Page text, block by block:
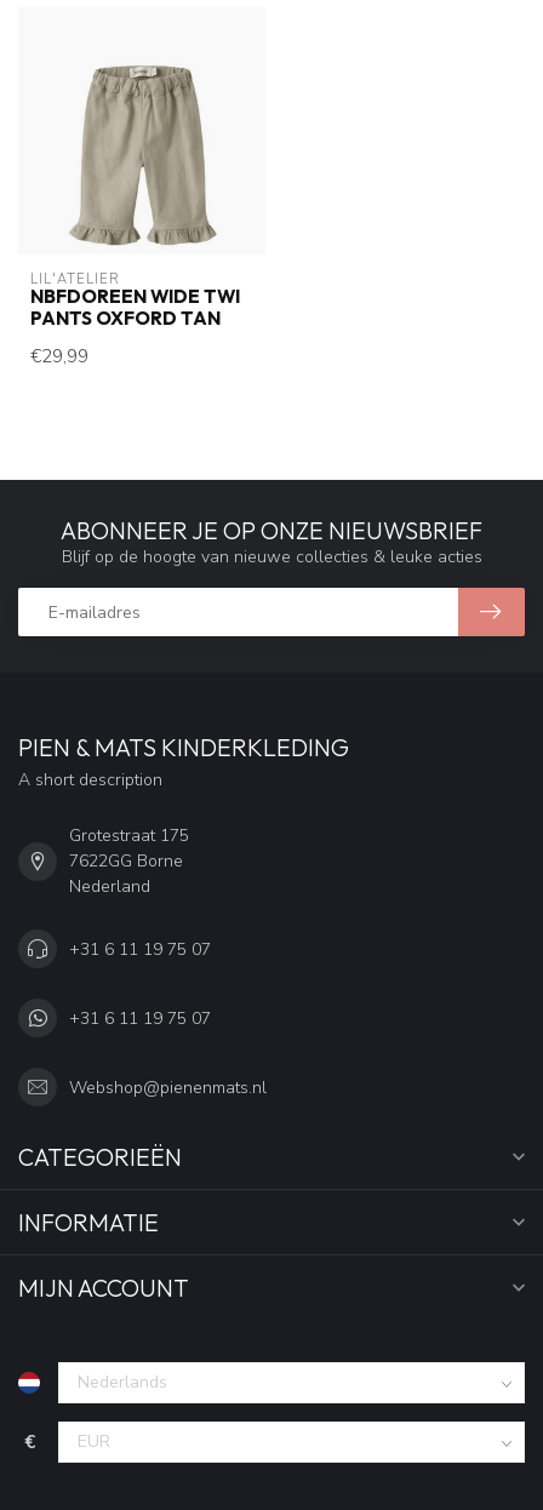
LIL'ATELIER
NBFDOREEN WIDE TWI
PANTS OXFORD TAN
€29,99
ABONNEER JE OP ONZE NIEUWSBRIEF
Blijf op de hoogte van nieuwe collecties & leuke acties
PIEN & MATS KINDERKLEDING
A short description
Grotestraat 175
7622GG Borne
Nederland
+31 6 11 19 75 07
+31 6 11 19 75 07
Webshop@pienenmats.nl
CATEGORIEËN
INFORMATIE
MIJN ACCOUNT
€